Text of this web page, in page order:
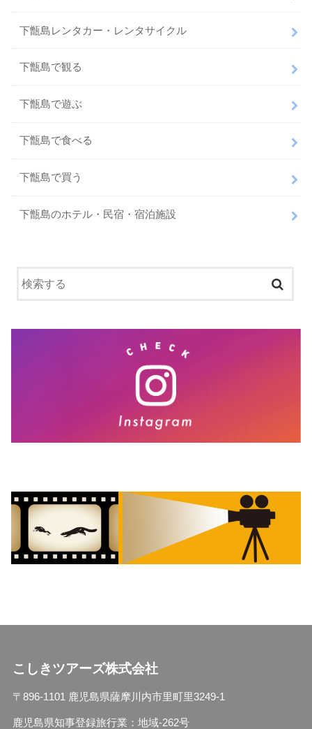
下甑島レンタカー・レンタサイクル
下甑島で観る
下甑島で遊ぶ
下甑島で食べる
下甑島で買う
下甑島のホテル・民宿・宿泊施設
こしきツアーズ株式会社
〒896-1101 鹿児島県薩摩川内市里町里3249-1
鹿児島県知事登録旅行業：地域-262号